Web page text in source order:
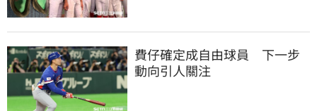
費仔確定成自由球員　下一步
動向引人關注